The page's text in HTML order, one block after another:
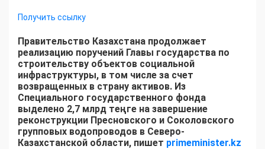
Получить ссылку
Правительство Казахстана продолжает
реализацию поручений Главы государства по
строительству объектов социальной
инфраструктуры, в том числе за счет
возвращенных в страну активов. Из
Специального государственного фонда
выделено 2,7 млрд теңге на завершение
реконструкции Пресновского и Соколовского
групповых водопроводов в Северо-
Казахстанской области, пишет primeminister.kz